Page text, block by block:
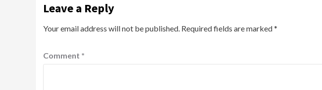
Leave a Reply
Your email address will not be published. Required fields are marked*
Comment *